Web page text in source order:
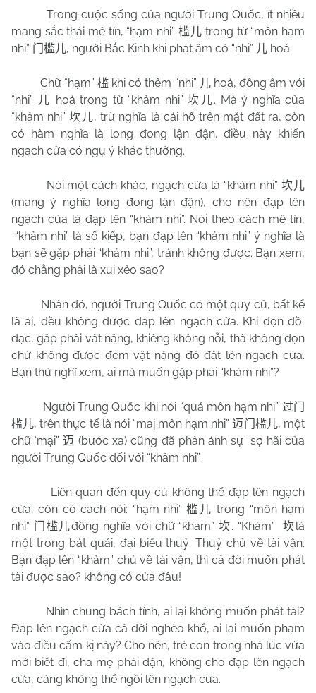
Trong cuộc sống của người Trung Quốc, ít nhiều
mang sắc thái mê tín, “hạm nhi” 槛儿 trong từ “môn hạm
nhi” 门槛儿, người Bắc Kinh khi phát âm có “nhi” 儿 hoá.
Chữ “hạm”槛 khi có thêm “nhi” 儿 hoá, đồng âm với
“nhi”
儿 hoá trong từ “khảm nhi” 坎儿. Mà ý nghĩa của
“khảm nhi”坎儿, trừ nghĩa là cái hố trên mặt đất ra, còn
có hàm nghĩa là long đong lận đận, điều này khiến
ngạch cửa có ngụ ý khác thường.
Nói một cách khác, ngạch cửa là “khảm nhi”坎儿
(mang ý nghĩa long đong lận đận), cho nên đạp lên
ngạch của là đạp lên “khảm nhi”. Nói theo cách mê tín,
“khảm nhi” là số kiếp, bạn đạp lên “khảm nhi” ý nghĩa là
bạn sẽ gặp phải “khảm nhi”, tránh không được. Bạn xem,
đó chẳng phải là xui xẻo sao?
Nhân đó, người Trung Quốc có một quy củ, bất kể
là ai, đều không được đạp lên ngạch cửa. Khi dọn đồ
đạc, gặp phải vật nặng, khiêng không nỗi, thà không dọn
chứ không được đem vật nặng đó đặt lên ngạch cửa.
Bạn thử nghĩ xem, ai mà muốn gặp phải “khảm nhi”?
Người Trung Quốc khi nói “quá môn hạm nhi” 过门
槛儿, trên thực tế là nói “maị môn hạm nhi”迈门槛儿, một
chữ ‘mại”迈 (bước xa) cũng đã phản ánh sự sợ hãi của
người Trung Quốc đối với “khảm nhi”.
Liên quan đến quy củ không thể đạp lên ngạch
cửa, còn có cách nói: “hạm nhi”槛儿 trong “môn hạm
nhi” 门槛儿đồng nghĩa với chữ “khảm”坎. “Khảm” 坎là
một trong bát quái, đại biểu thuỷ. Thuỷ chủ về tài vận.
Bạn đạp lên “khảm” chủ về tài vận, thì cả đời muốn phát
tài được sao? không có cửa đâu!
Nhìn chung bách tính, ai lại không muốn phát tài?
Đạp lên ngạch cửa cả đời nghèo khổ, ai lại muốn phạm
vào điều cấm kị này? Cho nên, trẻ con trong nhà lúc vừa
mới biết đi, cha mẹ phải dặn, không cho đạp lên ngạch
cửa, càng không thể ngồi lên ngạch cửa.